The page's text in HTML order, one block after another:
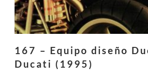
167 – Equipo diseño
Ducati (1995)